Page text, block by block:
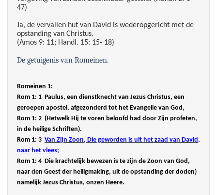
47)
Ja, de vervallen hut van David is wederopgericht met de
opstanding van Christus.
(Amos 9: 11; Handl. 15: 15- 18)
De getuigenis van Romeinen.
Romeinen 1:
Rom 1: 1 Paulus, een dienstknecht van Jezus Christus, een
geroepen apostel, afgezonderd tot het Evangelie van God,
Rom 1: 2 (Hetwelk Hij te voren beloofd had door Zijn profeten,
in de heilige Schriften).
Rom 1: 3 Van Zijn Zoon, Die geworden is uit het zaad van David,
naar het vlees;
Rom 1: 4 Die krachtelijk bewezen is te zijn de Zoon van God,
naar den Geest der heiligmaking, uit de opstanding der doden)
namelijk Jezus Christus, onzen Heere.